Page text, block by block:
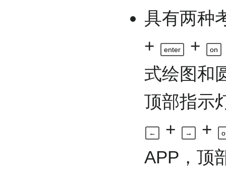
具有两种
+
enter + on
式绘图和
顶部指示
← + → +
APP，顶